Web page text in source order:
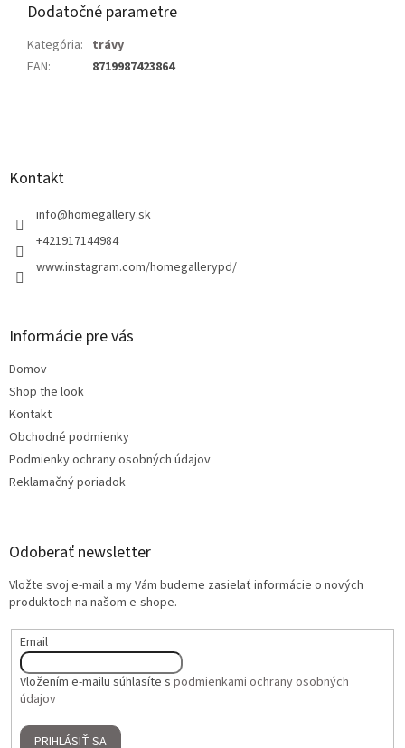
Dodatočné parametre
Kategória: trávy
EAN: 8719987423864
Kontakt
info@homegallery.sk
+421917144984
www.instagram.com/homegallerypd/
Informácie pre vás
Domov
Shop the look
Kontakt
Obchodné podmienky
Podmienky ochrany osobných údajov
Reklamačný poriadok
Odoberať newsletter
Vložte svoj e-mail a my Vám budeme zasielať informácie o nových
produktoch na našom e-shope.
Email
Vložením e-mailu súhlasíte s podmienkami ochrany osobných
údajov
PRIHLÁSIŤ SA